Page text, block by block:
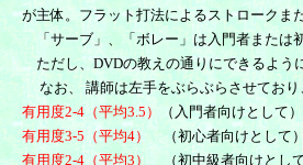
が主体。フラット打法によるストロークま
「サーブ」、「ボレー」は入門者または
ただし、DVDの教えの通りにできるよう
なお、 講師は左手をぶらぶらさせており
有用度2-4（平均3.5）
（入門者向けとして）
有用度3-5（平均4）
（初心者向けとして）
有用度2-4（平均3）
（初中級者向けとして